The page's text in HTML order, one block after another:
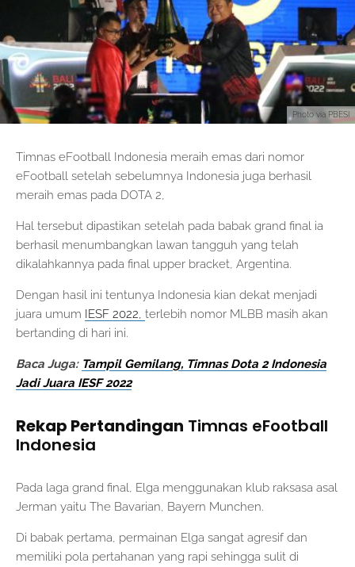
Photo via PBESI
Timnas eFootball Indonesia meraih emas dari nomor
eFootball setelah sebelumnya Indonesia juga berhasil
meraih emas pada DOTA 2,
Hal tersebut dipastikan setelah pada babak grand final ia
berhasil menumbangkan lawan tangguh yang telah
dikalahkannya pada final upper bracket, Argentina.
Dengan hasil ini tentunya Indonesia kian dekat menjadi
juara umum IESF 2022, terlebih nomor MLBB masih akan
bertanding di hari ini.
Baca Juga: Tampil Gemilang, Timnas Dota 2 Indonesia
Jadi Juara IESF 2022
Rekap Pertandingan Timnas eFootball
Indonesia
Pada laga grand final, Elga menggunakan klub raksasa asal
Jerman yaitu The Bavarian, Bayern Munchen.
Di babak pertama, permainan Elga sangat agresif dan
memiliki pola pertahanan yang rapi sehingga sulit di